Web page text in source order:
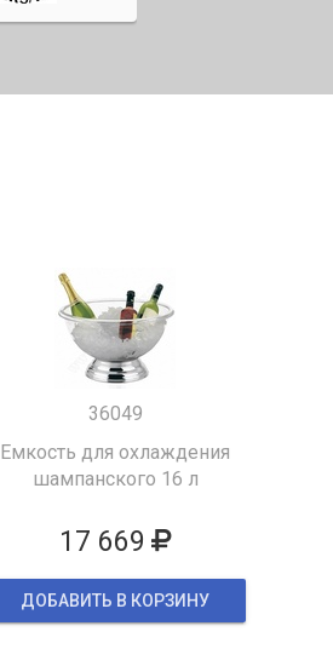
36049
Емкость для охлаждения
шампанского 16 л
17 669
ДОБАВИТЬ В КОРЗИНУ